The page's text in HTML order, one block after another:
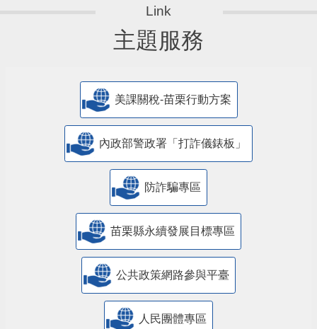
主題服務
美課關稅-苗栗行動方案
內政部警政署「打詐儀錶板」
防詐騙專區
苗栗縣永續發展目標專區
公共政策網路參與平臺
人民團體專區